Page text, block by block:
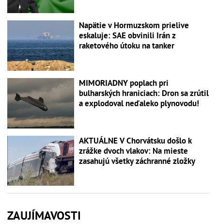
Napätie v Hormuzskom prielive
eskaluje: SAE obvinili Irán z
raketového útoku na tanker
MIMORIADNY poplach pri
bulharských hraniciach: Dron sa zrútil
a explodoval neďaleko plynovodu!
AKTUÁLNE V Chorvátsku došlo k
zrážke dvoch vlakov: Na mieste
zasahujú všetky záchranné zložky
ZAUJÍMAVOSTI